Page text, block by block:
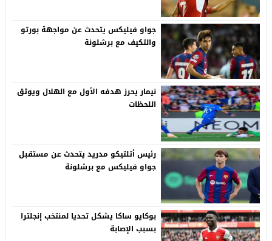
جواو فيليكس يتحدث عن مواجهة بورتو
والتكيف مع برشلونة
نيمار يحرز هدفه الأول مع الهلال ويوثق
اللحظات
رئيس أتلتيكو مدريد يتحدث عن مستقبل
جواو فيليكس مع برشلونة
بوكايو ساكا يشكل تحديا لمنتخب إنجلترا
بسبب الإصابة